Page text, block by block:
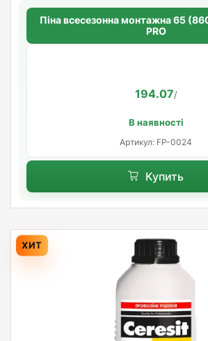
Піна всесезонна монтажна 65
PRO
194.07/
В наявності
Артикул: FP-0024
Купить
ХИТ